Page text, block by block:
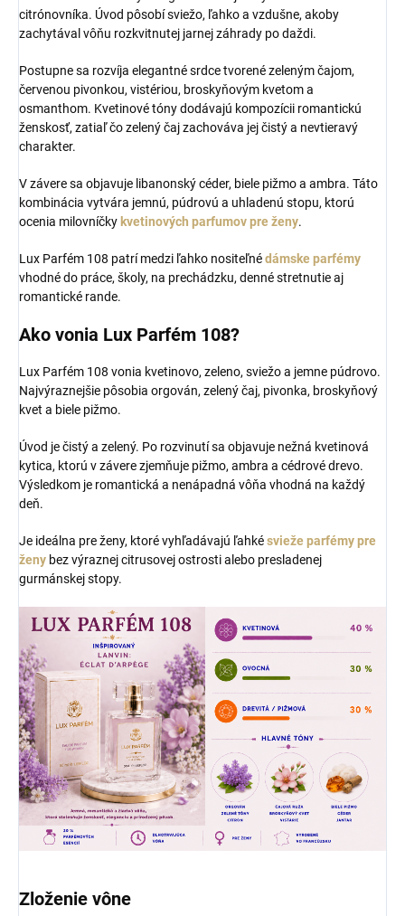
citrónovníka. Úvod pôsobí sviežo, ľahko a vzdušne, akoby
zachytával vôňu rozkvitnutej jarnej záhrady po daždi.
Postupne sa rozvíja elegantné srdce tvorené zeleným čajom,
červenou pivonkou, vistériou, broskyňovým kvetom a
osmanthom. Kvetinové tóny dodávajú kompozícii romantickú
ženskosť, zatiaľ čo zelený čaj zachováva jej čistý a nevtieravý
charakter.
V závere sa objavuje libanonský céder, biele pižmo a ambra. Táto
kombinácia vytvára jemnú, púdrovú a uhladenú stopu, ktorú
ocenia milovníčky kvetinových parfumov pre ženy.
Lux Parfém 108 patrí medzi ľahko nositeľnédámske parfémy
vhodné do práce, školy, na prechádzku, denné stretnutie aj
romantické rande.
Ako vonia Lux Parfém 108?
Lux Parfém 108 vonia kvetinovo, zeleno, sviežo a jemne púdrovo.
Najvýraznejšie pôsobia orgován, zelený čaj, pivonka, broskyňový
kvet a biele pižmo.
Úvod je čistý a zelený. Po rozvinutí sa objavuje nežná kvetinová
kytica, ktorú v závere zjemňuje pižmo, ambra a cédrové drevo.
Výsledkom je romantická a nenápadná vôňa vhodná na každý
deň.
Je ideálna pre ženy, ktoré vyhľadávajú ľahkésvieže parfémy pre
ženy bez výraznej citrusovej ostrosti alebo presladenej
gurmánskej stopy.
Zloženie vône